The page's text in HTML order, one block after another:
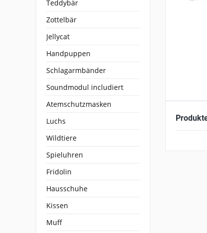
Teddybär
Zottelbär
Jellycat
Handpuppen
Schlagarmbänder
Soundmodul includiert
Atemschutzmasken
Luchs
Wildtiere
Spieluhren
Fridolin
Hausschuhe
Kissen
Muff